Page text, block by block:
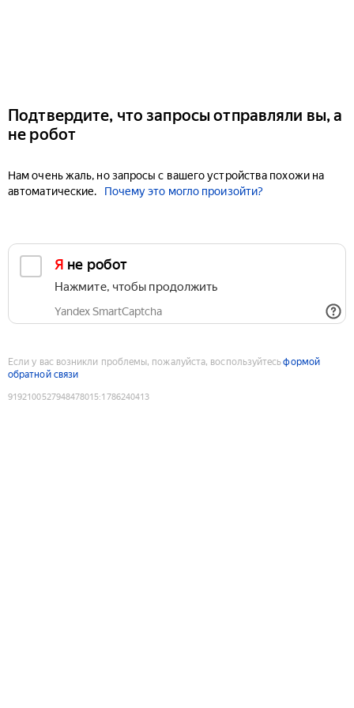
Подтвердите, что запросы отправляли вы, а
не робот
Нам очень жаль, но запросы с вашего устройства похожи на
автоматические.
Почему это могло произойти?
Я не робот
Нажмите, чтобы продолжить
Yandex SmartCaptcha
Если у вас возникли проблемы, пожалуйста, воспользуйтесьформой
обратной связи
9192100527948478015:1786240413